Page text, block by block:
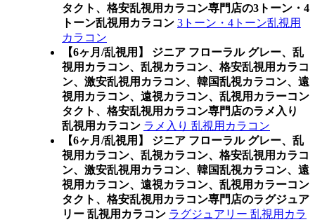
タクト、格安乱視用カラコン専門店の3トーン・4
トーン乱視用カラコン 3トーン・4トーン乱視用
カラコン
【6ヶ月/乱視用】 ジニア フローラル グレー、乱
視用カラコン、乱視カラコン、格安乱視用カラコ
ン、激安乱視用カラコン、韓国乱視カラコン、遠
視用カラコン、遠視カラコン、乱視用カラーコン
タクト、格安乱視用カラコン専門店のラメ入り
乱視用カラコン ラメ入り 乱視用カラコン
【6ヶ月/乱視用】 ジニア フローラル グレー、乱
視用カラコン、乱視カラコン、格安乱視用カラコ
ン、激安乱視用カラコン、韓国乱視カラコン、遠
視用カラコン、遠視カラコン、乱視用カラーコン
タクト、格安乱視用カラコン専門店のラグジュア
リー 乱視用カラコン ラグジュアリー 乱視用カラ